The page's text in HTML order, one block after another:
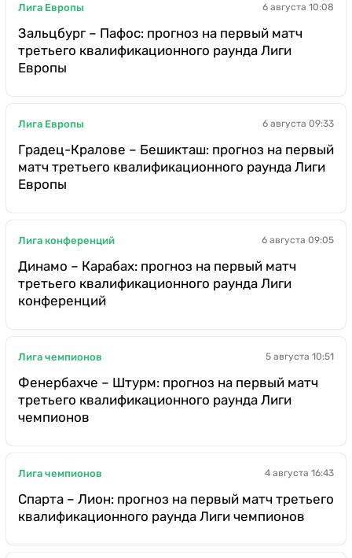
Лига Европы 6 августа 10:08
Зальцбург – Пафос: прогноз на первый матч
третьего квалификационного раунда Лиги
Европы
Лига Европы 6 августа 09:33
Градец-Кралове – Бешикташ: прогноз на первый
матч третьего квалификационного раунда Лиги
Европы
Лига конференций 6 августа 09:05
Динамо – Карабах: прогноз на первый матч
третьего квалификационного раунда Лиги
конференций
Лига чемпионов 5 августа 10:51
Фенербахче – Штурм: прогноз на первый матч
третьего квалификационного раунда Лиги
чемпионов
Лига чемпионов 4 августа 16:43
Спарта – Лион: прогноз на первый матч третьего
квалификационного раунда Лиги чемпионов